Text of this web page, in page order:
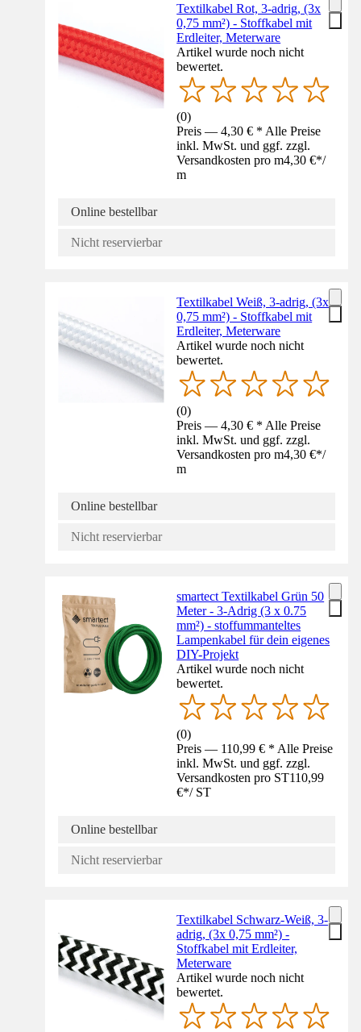
Textilkabel Rot, 3-adrig, (3x
0,75 mm²) - Stoffkabel mit
Erdleiter, Meterware
Artikel wurde noch nicht
bewertet.
(0)
Preis — 4,30 € * Alle Preise
inkl. MwSt. und ggf. zzgl.
Versandkosten pro m4,30 €*/
m
Online bestellbar
Nicht reservierbar
Textilkabel Weiß, 3-adrig, (3x
0,75 mm²) - Stoffkabel mit
Erdleiter, Meterware
Artikel wurde noch nicht
bewertet.
(0)
Preis — 4,30 € * Alle Preise
inkl. MwSt. und ggf. zzgl.
Versandkosten pro m4,30 €*/
m
Online bestellbar
Nicht reservierbar
smartect Textilkabel Grün 50
Meter - 3-Adrig (3 x 0.75
mm²) - stoffummanteltes
Lampenkabel für dein eigenes
DIY-Projekt
Artikel wurde noch nicht
bewertet.
(0)
Preis — 110,99 € * Alle Preise
inkl. MwSt. und ggf. zzgl.
Versandkosten pro ST110,99
€*/ ST
Online bestellbar
Nicht reservierbar
Textilkabel Schwarz-Weiß, 3-
adrig, (3x 0,75 mm²) -
Stoffkabel mit Erdleiter,
Meterware
Artikel wurde noch nicht
bewertet.